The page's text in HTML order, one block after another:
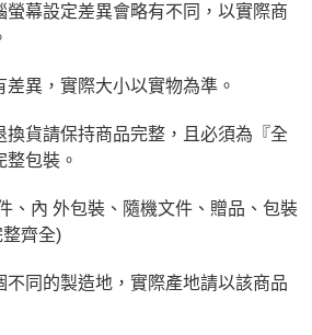
螢幕設定差異會略有不同，以實際商
差異，實際大小以實物為準。
換貨請保持商品完整，且必須為『全
包裝。
、內 外包裝、隨機文件、贈品、包裝
齊全)
不同的製造地，實際產地請以該商品